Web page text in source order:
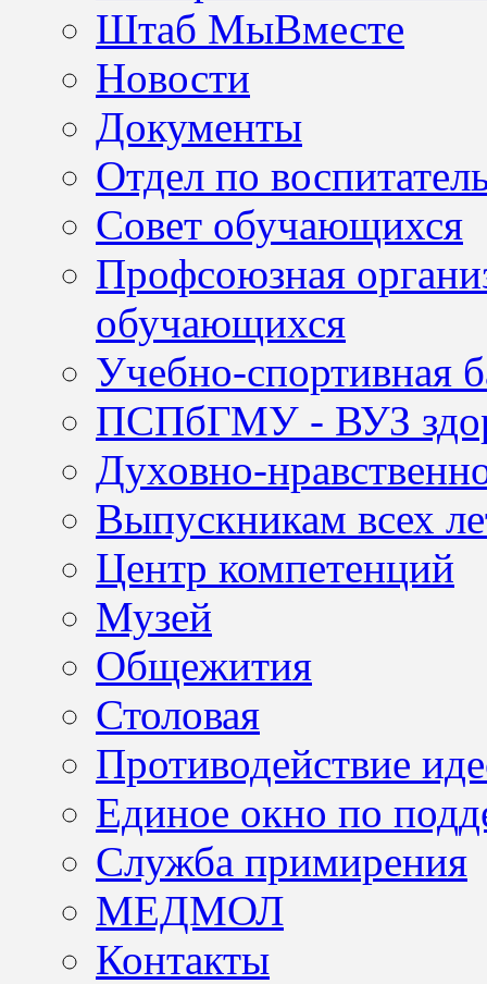
Штаб МыВместе
Новости
Документы
Отдел по
Совет обучающихся
Профсоюзная
обучающихся
Учебно-спортивная
ПСПбГМУ - ВУЗ
Духовно-
Выпускникам всех
Центр компетенций
Музей
Общежития
Столовая
Противодействие
Единое окно по
Служба примирения
МЕДМОЛ
Контакты